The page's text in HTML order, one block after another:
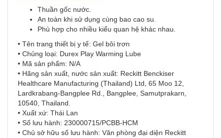
Thuần gốc nước.
An toàn khi sử dụng cùng bao cao su.
Phù hợp cho nhiều kiểu quan hệ khác nhau.
• Tên trang thiết bị y tế: Gel bôi trơn​
• Chủng loại: Durex Play Warming Lube​
• Mã sản phẩm: N/A​
• Hãng sản xuất, nước sản xuất: Reckitt Benckiser
Healthcare Manufacturing (Thailand) Ltd, 65 Moo 12,
Lardkrabang-Bangplee Rd., Bangplee, Samutprakarn,
10540, Thailand.​
• Xuất xứ: Thái Lan​
• Số lưu hành: 230000715/PCBB-HCM​
• Chủ sở hữu số lưu hành: Văn phòng đại diện Reckitt